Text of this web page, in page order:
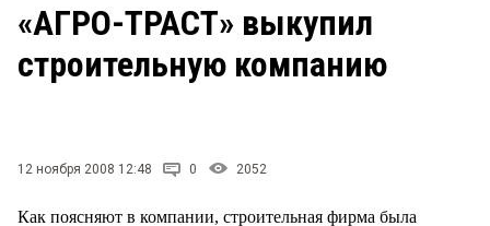
ЗАКОН
НОВОСТИ КОМПАНИЙ
СТИЛЬ ЖИЗНИ
Рейтинги
Блоги
«АГРО-ТРАСТ» выкупил
строительную компанию
12 ноября 2008 12:48 0 2052
Как поясняют в компании, строительная фирма была